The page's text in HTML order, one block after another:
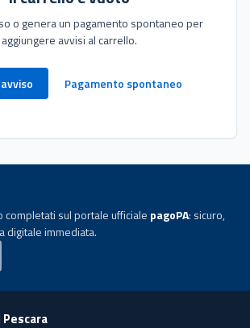
o genera un pagamento spontaneo per
aggiungere avvisi al carrello.
Pagamento spontaneo
completati sul portale ufficiale pagoPA: sicuro,
digitale immediata.